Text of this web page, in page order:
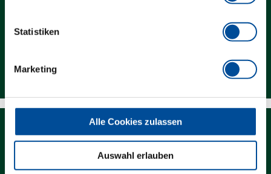
Statistiken
Marketing
Alle Cookies zulassen
Auswahl erlauben